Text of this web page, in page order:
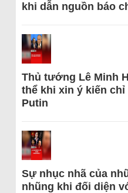
khi dẫn nguồn báo
Thủ tướng Lê Minh
thể khi xin ý kiến
Putin
Sự nhục nhã của
nhũng khi đối diện